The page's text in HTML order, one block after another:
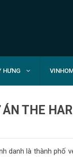
HƯNG
THE
danh là thành phố